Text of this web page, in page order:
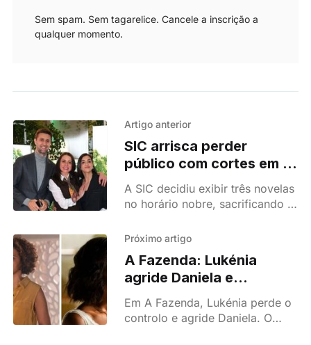
Sem spam. Sem tagarelice. Cancele a inscrição a
qualquer momento.
Artigo anterior
SIC arrisca perder
público com cortes em A
Herança para encaixar
três novelas à noite
A SIC decidiu exibir três novelas
no horário nobre, sacrificando a
Episódios de apenas 24 minutos
revoltado quem acompanha a
trama.
Próximo artigo
A Fazenda: Lukénia
agride Daniela e
segredos vêm ao de cima
Em A Fazenda, Lukénia perde o
controlo e agride Daniela. O